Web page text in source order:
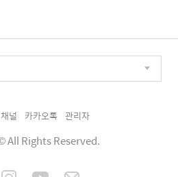
널 카카오톡 관리자
All Rights Reserved.